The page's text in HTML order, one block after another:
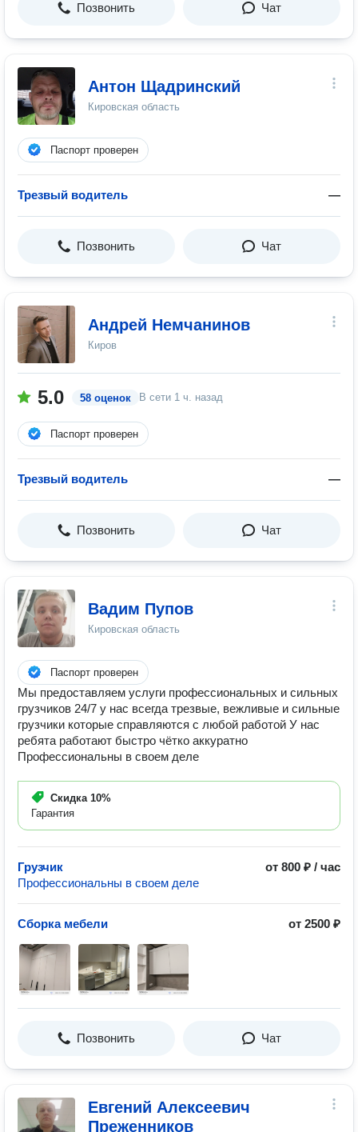
Позвонить Чат
Антон Щадринский
Кировская область
Паспорт проверен
Трезвый водитель —
Позвонить Чат
Андрей Немчанинов
Киров
5.0 58 оценок В сети 1 ч. назад
Паспорт проверен
Трезвый водитель —
Позвонить Чат
Вадим Пупов
Кировская область
Паспорт проверен
Мы предоставляем услуги профессиональных и сильных
грузчиков 24/7 у нас всегда трезвые, вежливые и сильные
грузчики которые справляются с любой работой У нас
ребята работают быстро чётко аккуратно
Профессиональны в своем деле
Скидка 10%
Гарантия
Грузчик
от 800 ₽ / час
Профессиональны в своем деле
Сборка мебели от 2500 ₽
Позвонить Чат
Евгений Алексеевич
Преженников